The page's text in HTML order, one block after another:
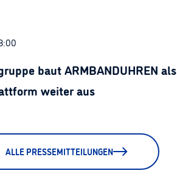
baut ARMBANDUHREN als
weiter aus
ALLE PRESSEMITTEILUNGEN